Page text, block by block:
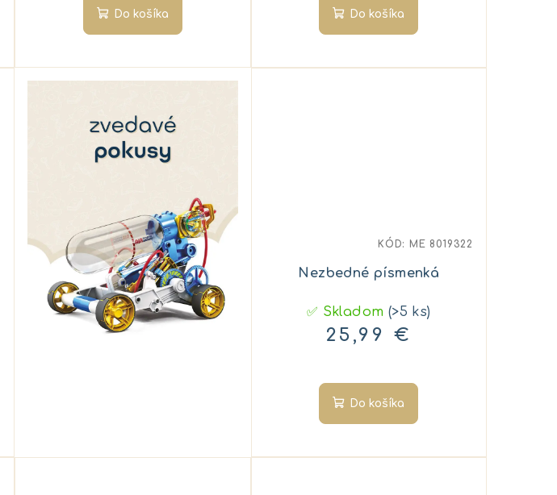
Do košíka Do košíka
Nezbedné písmenká
✅ Skladom (>5 ks)
25,99 €
Do košíka
KÓD: ME 8019322